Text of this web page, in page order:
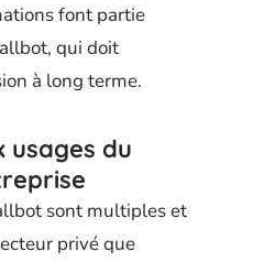
font partie
qui doit
à long terme.
usages du
sont multiples et
privé que